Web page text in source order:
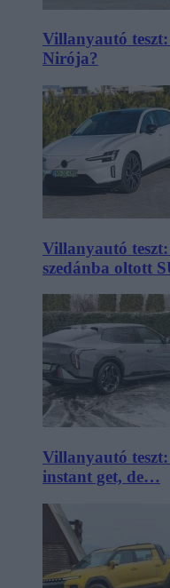
Villanyautó
Nirója?
Villanyautó
szedánba oltott
Villanyautó
instant get, de…